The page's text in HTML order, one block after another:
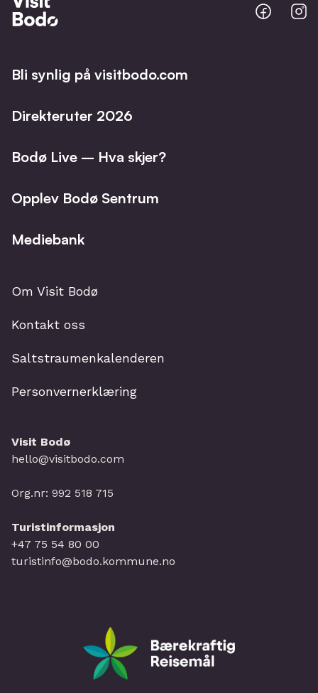
Bodo
@
Bli synlig på visitbodo.com
Direkteruter 2026
Bodø Live – Hva skjer?
Opplev Bodø Sentrum
Mediebank
Om Visit Bodø
Kontakt oss
Saltstraumenkalenderen
Personvernerklæring
Visit Bodø
hello@visitbodo.com
Org.nr: 992 518 715
Turistinformasjon
+47 75 54 80 00
turistinfo@bodo.kommune.no